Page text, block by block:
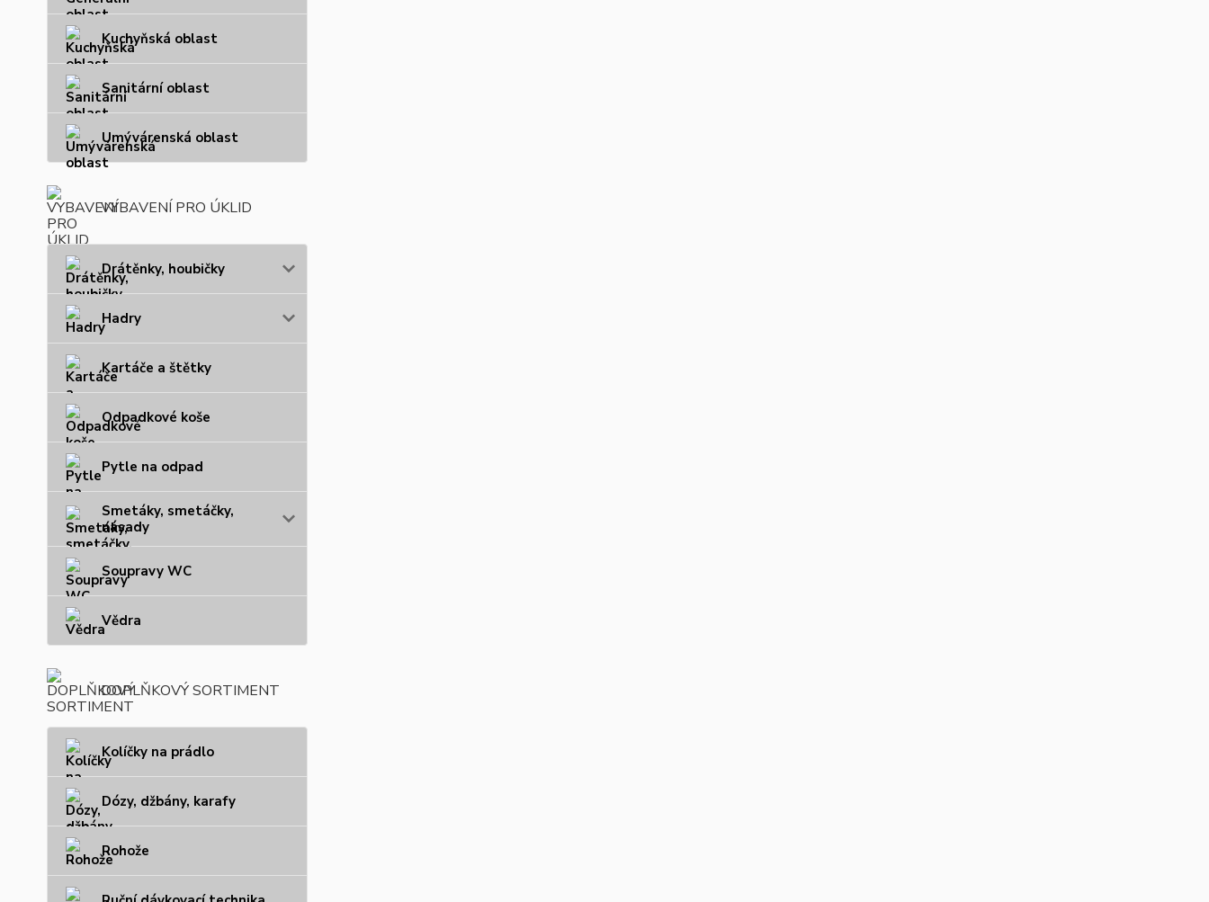
Kuchyňská oblast
Sanitární oblast
Umývárenská oblast
VYBAVENÍ PRO ÚKLID
Drátěnky, houbičky
Hadry
Kartáče a štětky
Odpadkové koše
Pytle na odpad
Smetáky, smetáčky,
násady
Soupravy WC
Vědra
DOPLŇKOVÝ SORTIMENT
Kolíčky na prádlo
Dózy, džbány, karafy
Rohože